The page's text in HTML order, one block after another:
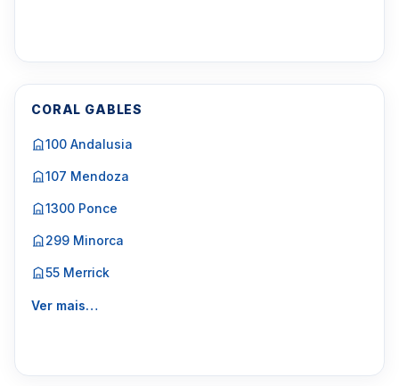
CORAL GABLES
100 Andalusia
107 Mendoza
1300 Ponce
299 Minorca
55 Merrick
Ver mais…